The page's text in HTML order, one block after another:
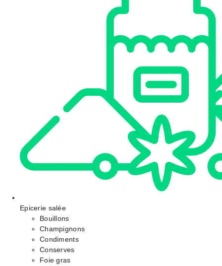
Epicerie salée
Bouillons
Champignons
Condiments
Conserves
Foie gras